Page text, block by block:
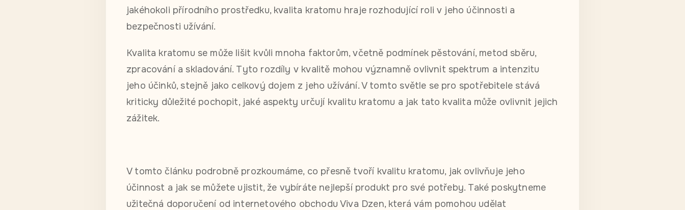
jakéhokoli přírodního prostředku, kvalita kratomu hraje rozhodující roli v jeho účinnosti a
bezpečnosti užívání.
Kvalita kratomu se může lišit kvůli mnoha faktorům, včetně podmínek pěstování, metod sběru,
zpracování a skladování. Tyto rozdíly v kvalitě mohou významně ovlivnit spektrum a intenzitu
jeho účinků, stejně jako celkový dojem z jeho užívání. V tomto světle se pro spotřebitele stává
kriticky důležité pochopit, jaké aspekty určují kvalitu kratomu a jak tato kvalita může ovlivnit jejich
zážitek.
V tomto článku podrobně prozkoumáme, co přesně tvoří kvalitu kratomu, jak ovlivňuje jeho
účinnost a jak se můžete ujistit, že vybíráte nejlepší produkt pro své potřeby. Také poskytneme
užitečná doporučení od internetového obchodu Viva Dzen, která vám pomohou udělat